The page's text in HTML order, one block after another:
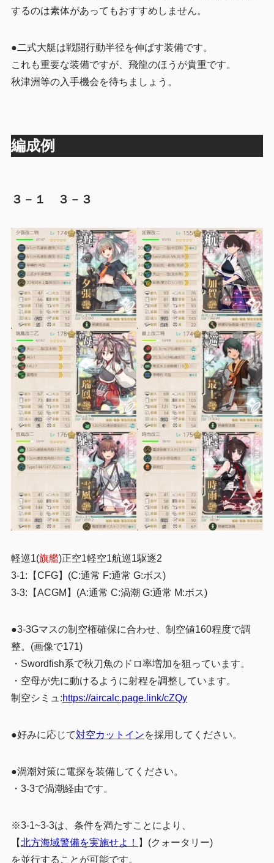
するのは素体があってもおすすめしません。
●二式大艇は戦闘行動半径を伸ばす装備です。
これも重要な装備ですが、飛龍のほうが貴重です。
秋津洲等の入手機会を待ちましょう。
編成例
３－１ ３－３
軽巡1(旗艦)正空1軽空1航巡1駆逐2
3-1:【CFG】(C:通常 F:通常 G:ボス)
3-3: 【ACGM】(A:通常 C:渦潮 G:通常 M:ボス)
●3-3Gマスの制空権確保に合わせ、制空値160程度で調
整。(画像で171)
・Swordfish系で秋刀魚のドロ率増加を狙っています。
・空母が先に動けるように射程を調整しています。
制空シミュ:https://aircalc.page.link/cZQy
●好みに応じて対空カットインを採用してください。
●渦潮対策に電探を装備してください。
・3-3で渦潮経由です。
※3-1~3-3は、条件を満たすことにより、
【北方海域警備を実施せよ！ 】(クォータリー)
を並行することが可能です。